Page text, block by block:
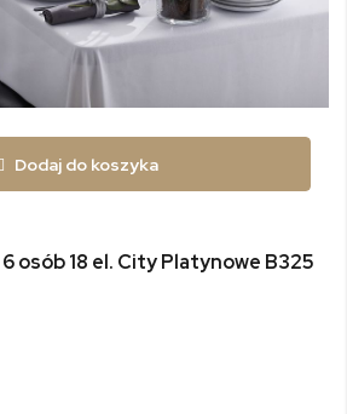
Dodaj do koszyka
osób 18 el. City Platynowe B325